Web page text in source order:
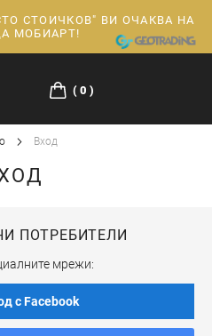
СТОИЧКОВ" ВИ ОЧАКВА НА
МОБИАРТ!
0
Вход
ПОТРЕБИТЕЛИ
мрежи:
с Facebook